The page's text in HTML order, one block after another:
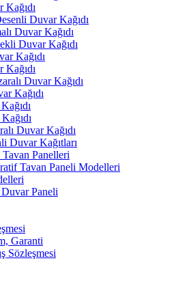
Duvar Kağıdı
Duvar Kağıdı
Duvar Kağıdı
Kağıdı
Duvar Kağıdı
Kağıdı
Duvar Kağıdı
Duvar Kağıtları
Panelleri
Tavan Paneli Modelleri
Paneli
Garanti
Sözleşmesi